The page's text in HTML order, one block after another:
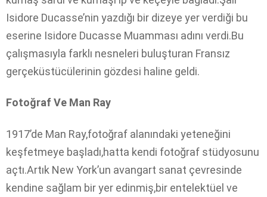
Isidore Ducasse’nin yazdığı bir dizeye yer verdiği bu
eserine Isidore Ducasse Muamması adını verdi.Bu
çalışmasıyla farklı nesneleri buluşturan Fransız
gerçeküstücülerinin gözdesi haline geldi.
Fotoğraf Ve Man Ray
1917’de Man Ray,fotoğraf alanındaki yeteneğini
keşfetmeye başladı,hatta kendi fotoğraf stüdyosunu
açtı.Artık New York’un avangart sanat çevresinde
kendine sağlam bir yer edinmiş,bir entelektüel ve